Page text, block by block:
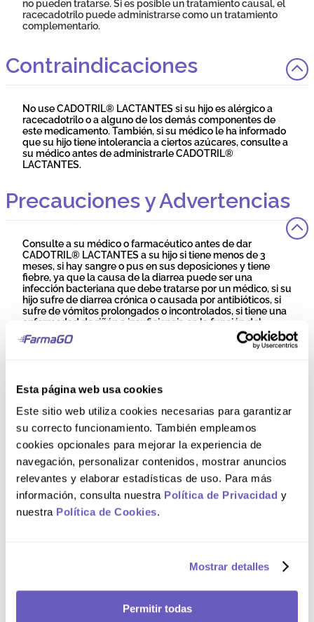
Esta página web usa cookies
Este sitio web utiliza cookies necesarias para garantizar
su correcto funcionamiento. También empleamos
cookies opcionales para mejorar la experiencia de
navegación, personalizar contenidos, mostrar anuncios
relevantes y elaborar estadísticas de uso. Para más
información, consulta nuestra Política de Privacidad y
nuestra Política de Cookies.
Mostrar detalles
Permitir todas
no pueden tratarse. Si es posible un tratamiento causal, el
racecadotrilo puede administrarse como un tratamiento
complementario.
Contraindicaciones
No use CADOTRIL® LACTANTES si su hijo es alérgico a
racecadotrilo o a alguno de los demás componentes de
este medicamento. También, si su médico le ha informado
que su hijo tiene intolerancia a ciertos azúcares, consulte a
su médico antes de administrarle CADOTRIL®
LACTANTES.
Precauciones y Advertencias
Consulte a su médico o farmacéutico antes de dar
CADOTRIL® LACTANTES a su hijo si tiene menos de 3
meses, si hay sangre o pus en sus deposiciones y tiene
fiebre, ya que la causa de la diarrea puede ser una
infección bacteriana que debe tratarse por un médico, si su
hijo sufre de diarrea crónica o causada por antibióticos, si
sufre de vómitos prolongados o incontrolados, si tiene una
enfermedad de riñón o insuficiencia en la función del
hígado, o si padece diabetes. Se han reportado reacciones
adversas en la piel con el uso de este producto, la mayoría
inserto.
Composición
Cada SOBRE de CADOTRIL® 10 de 1 g contiene:
Racecadotrilo, 10 mg.
Comentarios